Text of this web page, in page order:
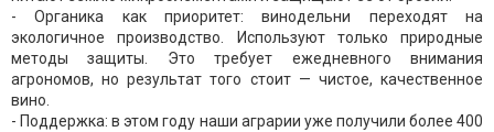
- Органика как приоритет: винодельни переходят на
экологичное производство. Используют только природные
методы защиты. Это требует ежедневного внимания
агрономов, но результат того стоит — чистое, качественное
вино.
- Поддержка: в этом году наши аграрии уже получили более 400